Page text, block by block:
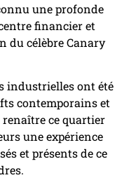
une profonde
financier et
du célèbre Canary
industrielles ont été
contemporains et
ce quartier
une expérience
et présents de ce